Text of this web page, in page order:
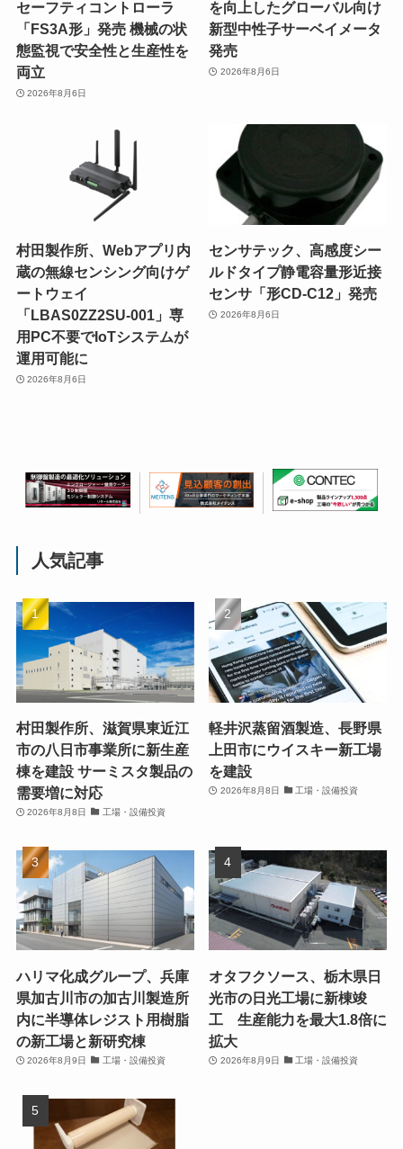
セーフティコントローラ
「FS3A形」発売 機械の状
態監視で安全性と生産性を
両立
2026年8月6日
を向上したグローバル向け
新型中性子サーベイメータ
発売
2026年8月6日
村田製作所、Webアプリ内
蔵の無線センシング向けゲ
ートウェイ
「LBAS0ZZ2SU-001」専
用PC不要でIoTシステムが
運用可能に
2026年8月6日
センサテック、高感度シー
ルドタイプ静電容量形近接
センサ「形CD-C12」発売
2026年8月6日
人気記事
村田製作所、滋賀県東近江
市の八日市事業所に新生産
棟を建設 サーミスタ製品の
需要増に対応
2026年8月8日 工場・設備投資
軽井沢蒸留酒製造、長野県
上田市にウイスキー新工場
を建設
2026年8月8日 工場・設備投資
ハリマ化成グループ、兵庫
県加古川市の加古川製造所
内に半導体レジスト用樹脂
の新工場と新研究棟
2026年8月9日 工場・設備投資
オタフクソース、栃木県日
光市の日光工場に新棟竣
工 生産能力を最大1.8倍に
拡大
2026年8月9日 工場・設備投資